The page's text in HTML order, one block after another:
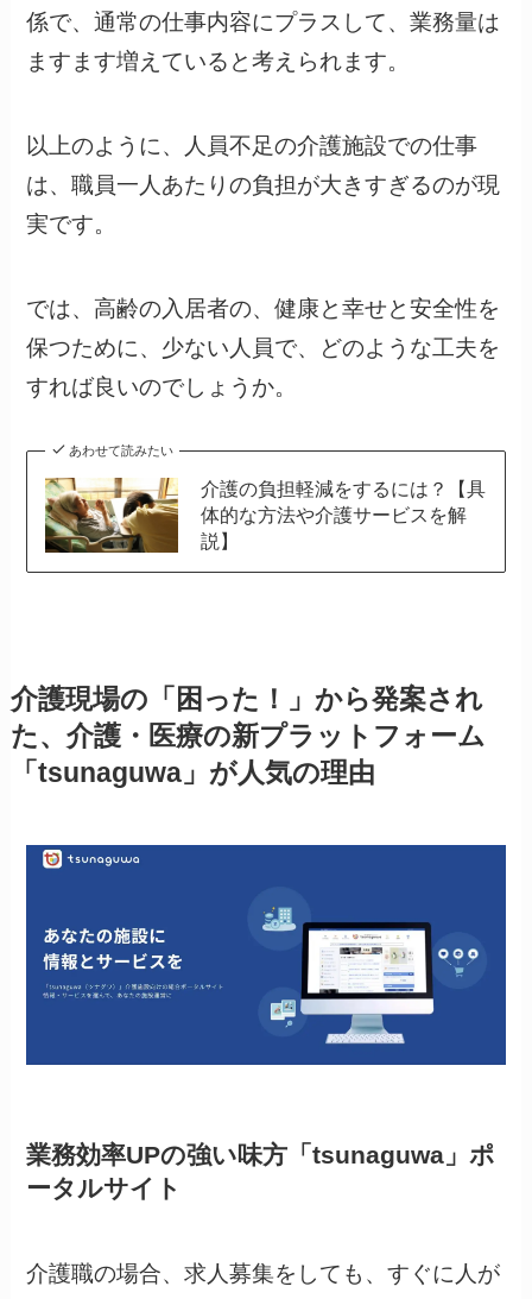
係で、通常の仕事内容にプラスして、業務量は
ますます増えていると考えられます。
以上のように、人員不足の介護施設での仕事
は、職員一人あたりの負担が大きすぎるのが現
実です。
では、高齢の入居者の、健康と幸せと安全性を
保つために、少ない人員で、どのような工夫を
すれば良いのでしょうか。
あわせて読みたい
介護の負担軽減をするには？【具
体的な方法や介護サービスを解
説】
介護現場の「困った！」から発案され
た、介護・医療の新プラットフォーム
「tsunaguwa」が人気の理由
業務効率UPの強い味方「tsunaguwa」ポ
ータルサイト
介護職の場合、求人募集をしても、すぐに人が